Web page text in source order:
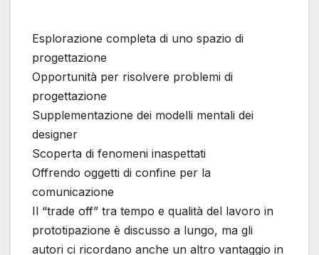
Esplorazione completa di uno spazio di
progettazione
Opportunità per risolvere problemi di
progettazione
Supplementazione dei modelli mentali dei
designer
Scoperta di fenomeni inaspettati
Offrendo oggetti di confine per la
comunicazione
Il “trade off” tra tempo e qualità del lavoro in
prototipazione è discusso a lungo, ma gli
autori ci ricordano anche un altro vantaggio in